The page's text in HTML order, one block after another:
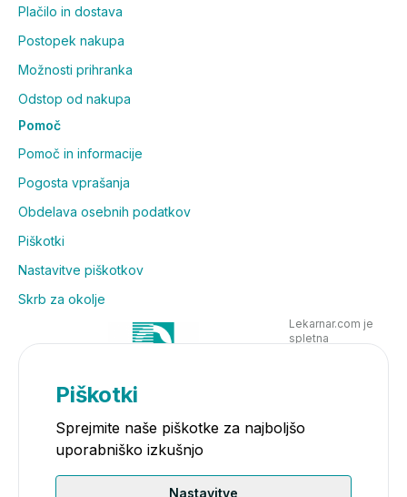
Plačilo in dostava
Postopek nakupa
Možnosti prihranka
Odstop od nakupa
Pomoč
Pomoč in informacije
Pogosta vprašanja
Obdelava osebnih podatkov
Piškotki
Nastavitve piškotkov
Skrb za okolje
Lekarnar.com je
spletna
Piškotki
Sprejmite naše piškotke za najboljšo
uporabniško izkušnjo
Nastavitve